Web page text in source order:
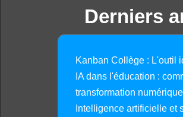
Derniers
Kanban Collège : L'outil
IA dans l'éducation :
transformation
Intelligence artificielle et